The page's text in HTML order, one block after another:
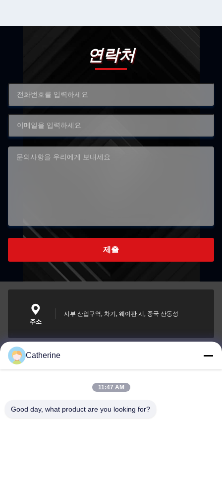
연락처
제출
주소
시부 산업구역, 차기, 웨이판 시, 중국 산동성
padraic@huayumachine.cn
Catherine
11:47 AM
Good day, what product are you looking for?